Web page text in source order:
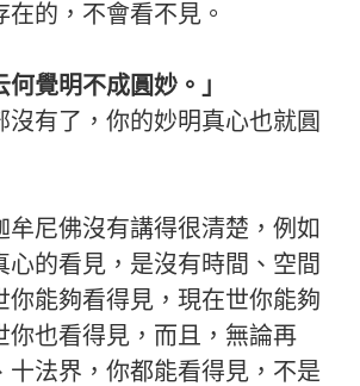
在的，不會看不見。
何覺明不成圓妙。」
沒有了，你的妙明真心也就圓
牟尼佛沒有講得很清楚，例如
心的看見，是沒有時間、空間
你能夠看得見，現在世你能夠
你也看得見，而且，無論再
十法界，你都能看得見，不是